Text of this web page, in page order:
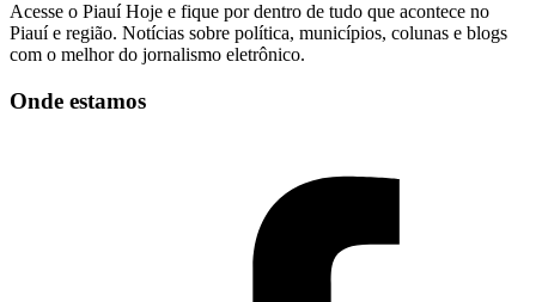
Acesse o Piauí Hoje e fique por dentro de tudo que acontece no
Piauí e região. Notícias sobre política, municípios, colunas e blogs
com o melhor do jornalismo eletrônico.
Onde estamos